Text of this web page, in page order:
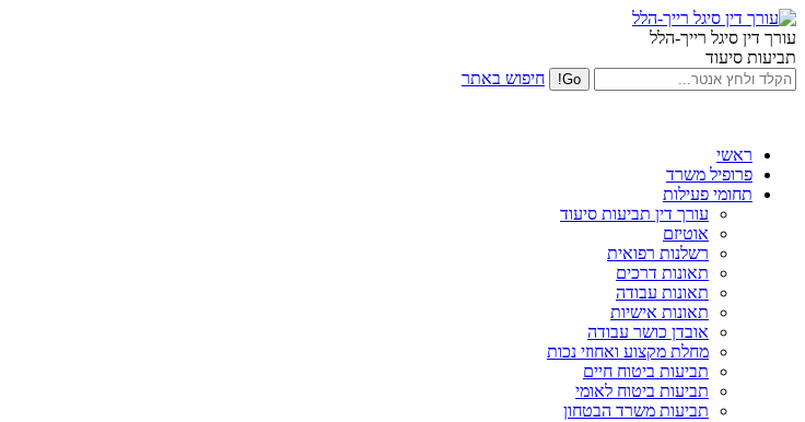
עורך דין סיגל רייך-הלל
תביעות סיעוד
חיפוש באתר
ראשי
פרופיל משרד
תחומי פעילות
עורך דין תביעות סיעוד
אוטיזם
רשלנות רפואית
תאונות דרכים
תאונות עבודה
תאונות אישיות
אובדן כושר עבודה
מחלת מקצוע ואחוזי נכות
תביעות ביטוח חיים
תביעות ביטוח לאומי
תביעות משרד הבטחון